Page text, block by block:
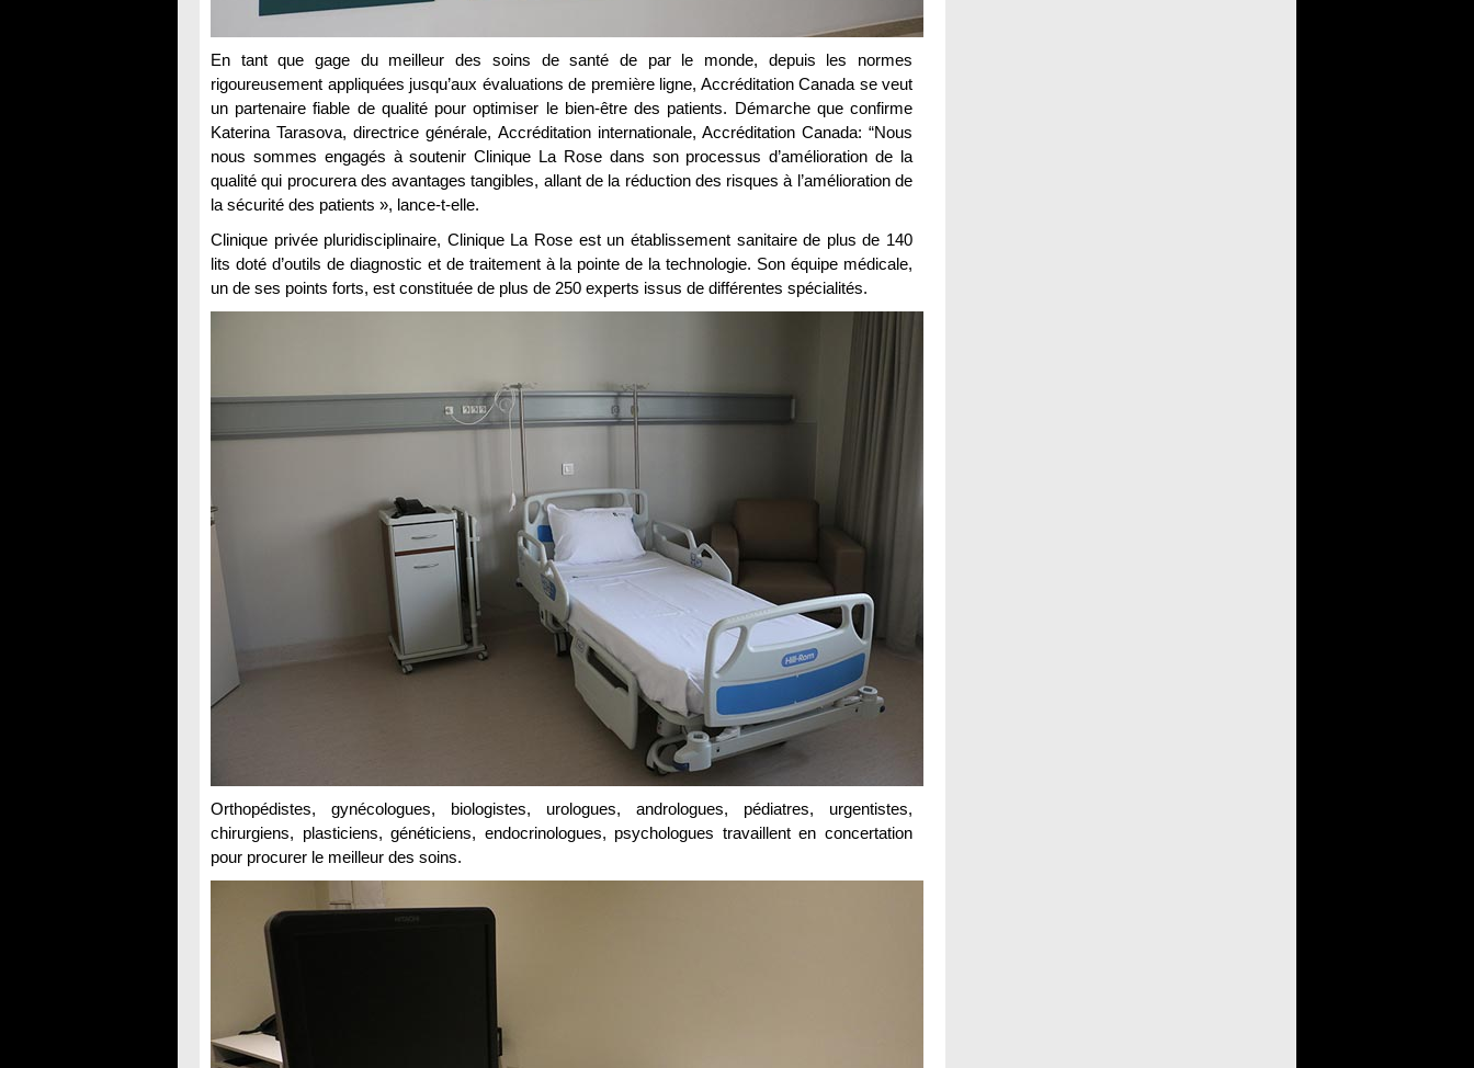
En tant que gage du meilleur des soins de santé de par le monde, depuis les normes
rigoureusement appliquées jusqu’aux évaluations de première ligne, Accréditation Canada se veut
un partenaire fiable de qualité pour optimiser le bien-être des patients. Démarche que confirme
Katerina Tarasova, directrice générale, Accréditation internationale, Accréditation Canada: “Nous
nous sommes engagés à soutenir Clinique La Rose dans son processus d’amélioration de la
qualité qui procurera des avantages tangibles, allant de la réduction des risques à l’amélioration de
la sécurité des patients », lance-t-elle.
Clinique privée pluridisciplinaire, Clinique La Rose est un établissement sanitaire de plus de 140
lits doté d’outils de diagnostic et de traitement à la pointe de la technologie. Son équipe médicale,
un de ses points forts, est constituée de plus de 250 experts issus de différentes spécialités.
Orthopédistes, gynécologues, biologistes, urologues, andrologues, pédiatres, urgentistes,
chirurgiens, plasticiens, généticiens, endocrinologues, psychologues travaillent en concertation
pour procurer le meilleur des soins.